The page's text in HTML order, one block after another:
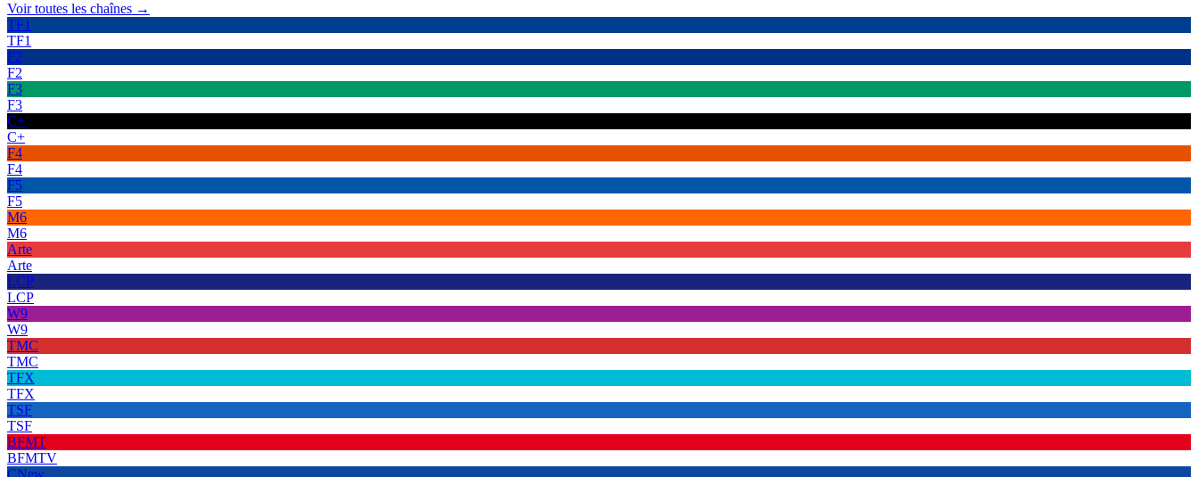
Voir toutes les chaînes →
TF1
TF1
F2
F2
F3
F3
C+
C+
F4
F4
F5
F5
M6
M6
Arte
Arte
LCP
LCP
W9
W9
TMC
TMC
TFX
TFX
TSF
TSF
BFMT
BFMTV